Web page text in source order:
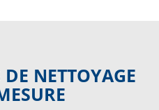
DE NETTOYAGE